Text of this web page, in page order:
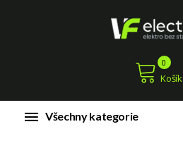
Košík
0
Všechny kategorie